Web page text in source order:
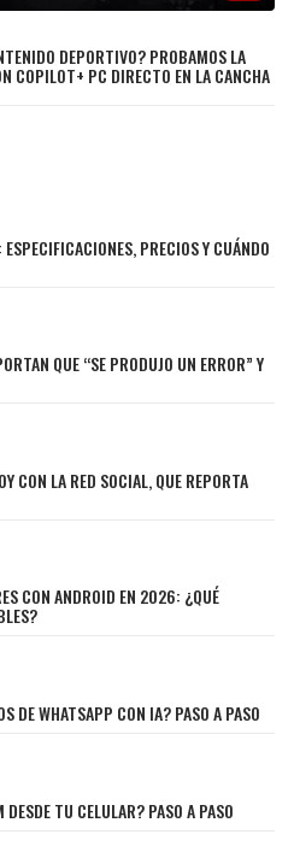
DEPORTIVO? PROBAMOS LA
COPILOT+ PC DIRECTO EN LA CANCHA
PRECIOS Y CUÁNDO
QUE “SE PRODUJO UN ERROR” Y
CON LA RED SOCIAL, QUE REPORTA
CON ANDROID EN 2026: ¿QUÉ
DE WHATSAPP CON IA? PASO A PASO
TU CELULAR? PASO A PASO